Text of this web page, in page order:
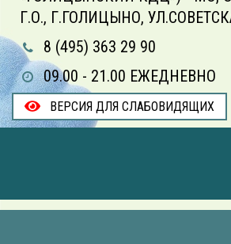
Г.О., Г.ГОЛИЦЫНО,
8 (495) 363 29 90
09.00 - 21.00 ЕЖЕДНЕВНО
ВЕРСИЯ ДЛЯ СЛАБОВИДЯЩИХ